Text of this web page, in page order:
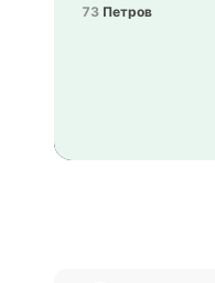
73 Петров